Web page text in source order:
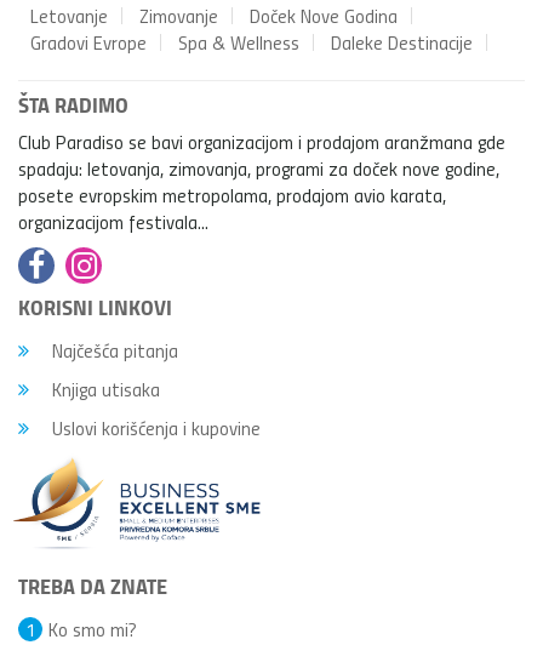
Letovanje Zimovanje
Doček Nove Godina
Gradovi Evrope
Spa & Wellness Daleke Destinacije
ŠTA RADIMO
Club Paradiso se bavi organizacijom i prodajom aranžmana gde
spadaju: letovanja, zimovanja, programi za doček nove godine,
posete evropskim metropolama, prodajom avio karata,
organizacijom festivala...
KORISNI LINKOVI
Najčešća pitanja
Knjiga utisaka
Uslovi korišćenja i kupovine
TREBA DA ZNATE
Ko smo mi?
1